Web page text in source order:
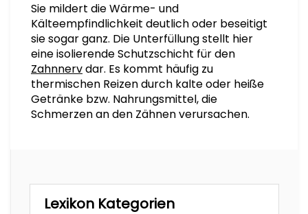
Sie mildert die Wärme- und
Kälteempfindlichkeit deutlich oder beseitigt
sie sogar ganz. Die Unterfüllung stellt hier
eine isolierende Schutzschicht für den
Zahnnervdar. Es kommt häufig zu
thermischen Reizen durch kalte oder heiße
Getränke bzw. Nahrungsmittel, die
Schmerzen an den Zähnen verursachen.
Lexikon Kategorien